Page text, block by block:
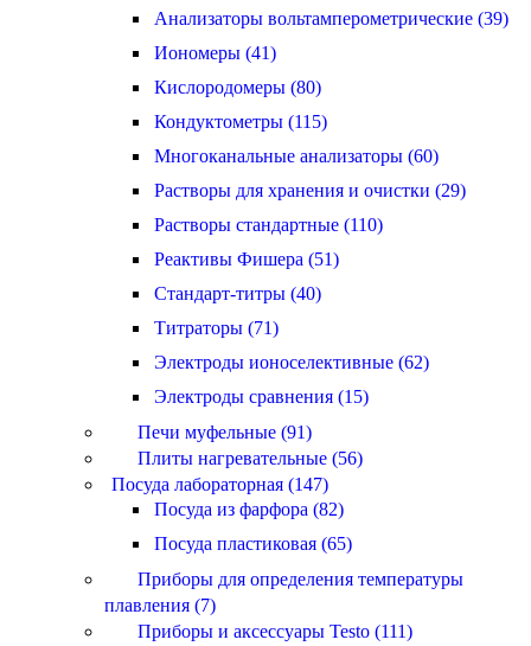
Анализаторы вольтамперометрические (39)
Иономеры (41)
Кислородомеры (80)
Кондуктометры (115)
Многоканальные анализаторы (60)
Растворы для хранения и очистки (29)
Растворы стандартные (110)
Реактивы Фишера (51)
Стандарт-титры (40)
Титраторы (71)
Электроды ионоселективные (62)
Электроды сравнения (15)
Печи муфельные (91)
Плиты нагревательные (56)
Посуда лабораторная (147)
Посуда из фарфора (82)
Посуда пластиковая (65)
Приборы для определения температуры
плавления (7)
Приборы и аксессуары Testo (111)